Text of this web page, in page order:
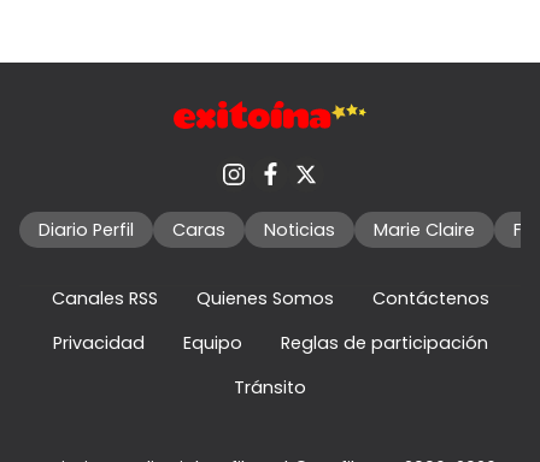
Diario Perfil Caras Noticias Marie Claire
Canales RSS Quienes Somos
Contáctenos
Privacidad
Equipo
Reglas de participación
Tránsito